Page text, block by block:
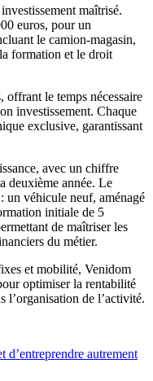
maîtrisé.
euros, pour un
le camion-magasin,
formation et le droit
offrant le temps nécessaire
investissement. Chaque
exclusive, garantissant
avec un chiffre
deuxième année. Le
un véhicule neuf, aménagé
initiale de 5
de maîtriser les
du métier.
et mobilité, Venidom
optimiser la rentabilité
l’organisation de l’activité.
autrement